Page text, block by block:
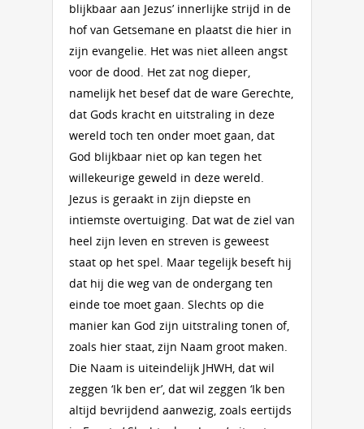
blijkbaar aan Jezus’ innerlijke strijd in de
hof van Getsemane en plaatst die hier in
zijn evangelie. Het was niet alleen angst
voor de dood. Het zat nog dieper,
namelijk het besef dat de ware Gerechte,
dat Gods kracht en uitstraling in deze
wereld toch ten onder moet gaan, dat
God blijkbaar niet op kan tegen het
willekeurige geweld in deze wereld.
Jezus is geraakt in zijn diepste en
intiemste overtuiging. Dat wat de ziel van
heel zijn leven en streven is geweest
staat op het spel. Maar tegelijk beseft hij
dat hij die weg van de ondergang ten
einde toe moet gaan. Slechts op die
manier kan God zijn uitstraling tonen of,
zoals hier staat, zijn Naam groot maken.
Die Naam is uiteindelijk JHWH, dat wil
zeggen ‘Ik ben er’, dat wil zeggen ‘Ik ben
altijd bevrijdend aanwezig, zoals eertijds